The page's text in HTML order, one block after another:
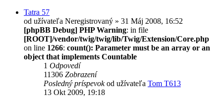
Tatra 57
od užívateľa Neregistrovaný » 31 Máj 2008, 16:52
[phpBB Debug] PHP Warning: in file
[ROOT]/vendor/twig/twig/lib/Twig/Extension/Core.php
on line 1266: count(): Parameter must be an array or an
object that implements Countable
1 Odpovedí
11306 Zobrazení
Posledný príspevokod užívateľa Tom T613
13 Okt 2009, 19:18